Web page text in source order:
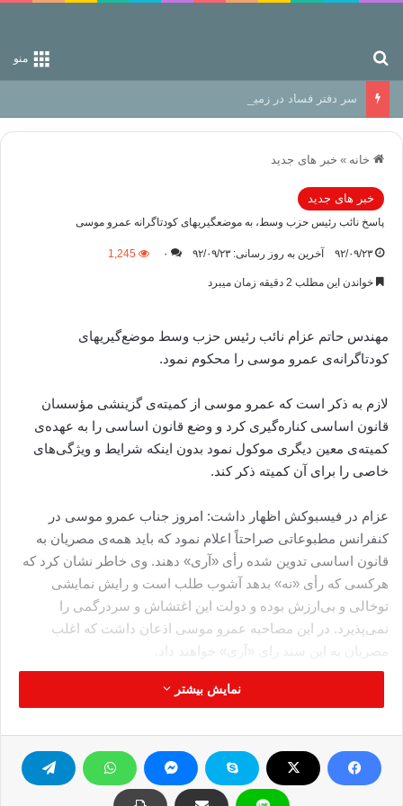
منو
سر دفتر فساد در زمین‌، دوری وکناره‌گیری از راه خداست‌!
خانه » خبر های جدید
خبر های جدید
پاسخ نائب رئیس حزب وسط، به موضعگیریهای کودتاگرانه عمرو موسی
۹۲/۰۹/۲۳ آخرین به روز رسانی: ۹۲/۰۹/۲۳ ۰ 1,245
خواندن این مطلب 2 دقیقه زمان میبرد
مهندس حاتم عزام نائب رئیس حزب وسط موضع‌گیریهای
کودتاگرانه‌ی عمرو موسی را محکوم نمود.
لازم به ذکر است که عمرو موسی از کمیته‌ی گزینشی مؤسسان
قانون اساسی کناره‌گیری کرد و وضع قانون اساسی را به عهده‌ی
کمیته‌ی معین دیگری موکول نمود بدون اینکه شرایط و ویژگی‌های
خاصی را برای آن کمیته ذکر کند.
عزام در فیسبوکش اظهار داشت: امروز جناب عمرو موسی در
کنفرانس مطبوعاتی صراحتاً اعلام نمود که باید همه‌ی مصریان به
قانون اساسی تدوین شده رأی «آری» دهند. وی خاطر نشان کرد که
هرکسی که رأی «نه» بدهد آشوب طلب است و رایش نمایشی
توخالی و بی‌ارزش بوده و دولت این اغتشاش و سردرگمی را
نمی‌پذیرد. در این مصاحبه عمرو موسی اذعان داشت که اغلب
مصریان به این سند رای «آری» خواهند داد.
وی اشاره نمود: موسی فراموش کرده است که او از مجلس
شکست بخورد و پروژه‌ی قانون اساسی ناتمام بماند. اما بعد از اینکه
تلاش او شکست خورد و اقدام مجلس در انظار مردم و بااطلاع کامل
تمام ملت مصر به موفقیت انجامید و کار خود را مانند جناب عمرو
نمایش بیشتر